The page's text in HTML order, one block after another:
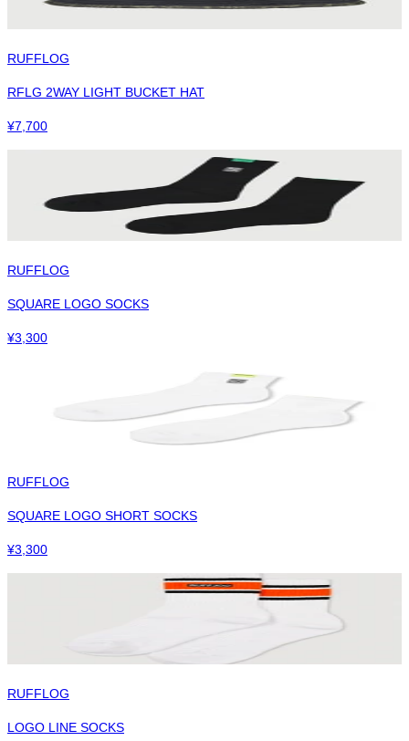
RUFFLOG
RFLG 2WAY LIGHT BUCKET HAT
¥7,700
RUFFLOG
SQUARE LOGO SOCKS
¥3,300
RUFFLOG
SQUARE LOGO SHORT SOCKS
¥3,300
RUFFLOG
LOGO LINE SOCKS